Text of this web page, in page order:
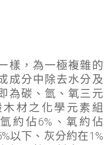
樣，為一極複雜的
成分中除去水分及
為碳、氫、氧三元
材之化學元素組
約佔6%、氧約佔
以下、灰分約在1%